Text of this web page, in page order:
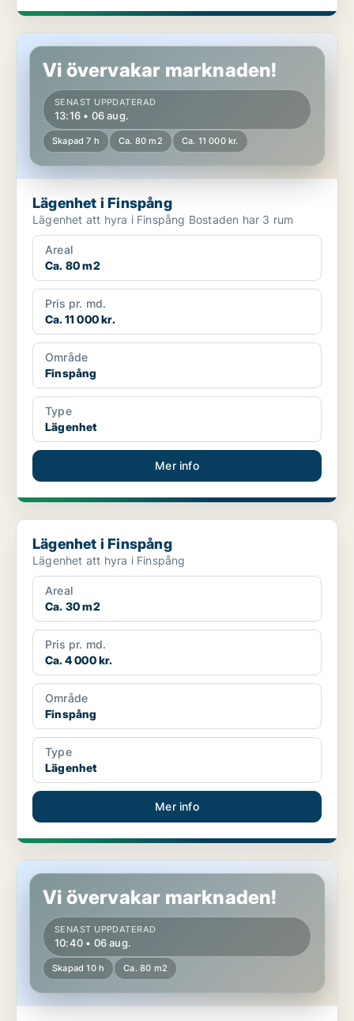
Lägenhet i Finspång
Vi övervakar marknaden!
SENAST UPPDATERAD
13:16 • 06 aug.
Skapad 7 h Ca. 80 m2 Ca. 11 000 kr.
Lägenhet i Finspång
Lägenhet att hyra i Finspång Bostaden har 3 rum
Areal
Ca. 80 m2
Pris pr. md.
Ca. 11 000 kr.
Område
Finspång
Type
Lägenhet
Mer info
Lägenhet i Finspång
Lägenhet i Finspång
Lägenhet att hyra i Finspång
Areal
Ca. 30 m2
Pris pr. md.
Ca. 4 000 kr.
Område
Finspång
Type
Lägenhet
Mer info
Lägenhet i Finspång
Vi övervakar marknaden!
SENAST UPPDATERAD
10:40 • 06 aug.
Skapad 10 h Ca. 80 m2